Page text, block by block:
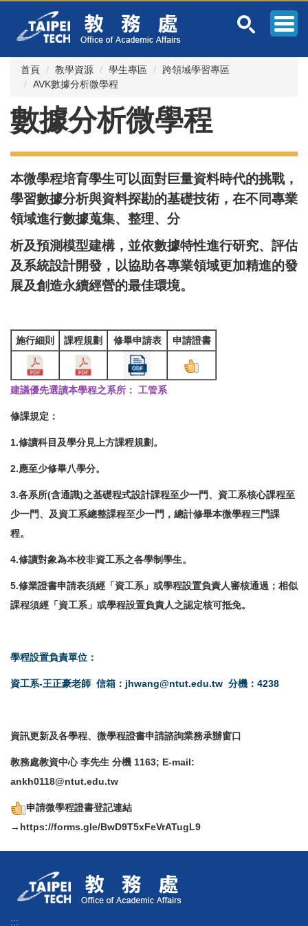
首頁 教學資源 學生專區
跨領域學習專區
AVK數據分析微學程
數據分析微學程
本微學程培育學生可以面對巨量資料時代的挑戰，
學習數據分析與資料探勘的基礎技術，在不同專業
領域進行數據蒐集、整理、分
析及預測模型建構，並依數據特性進行研究、評估
及系統設計開發，以協助各專業領域更加精進的發
展及創造永續經營的最佳環境。
施行細則 課程規劃 修畢申請表 申請證書
建議優先選讀本學程之系所： 工管系
修課規定：
1.修讀科目及學分見上方課程規劃。
2.應至少修畢八學分。
3.各系所(含通識)之基礎程式設計課程至少一門、資工系核心課程至
少一門、及資工系總整課程至少一門，總計修畢本微學程三門課
程。
4.修讀對象為本校非資工系之各學制學生。
5.修業證書申請表須經「資工系」或學程設置負責人審核通過；相似
課程須經「資工系」或學程設置負責人之認定核可抵免。
學程設置負責單位：
資工系-王正豪老師 信箱： jhwang@ntut.edu.tw 分機：4238
資訊更新及各學程、微學程證書申請諮詢業務承辦窗口
教務處教資中心 李先生 分機 1163; E-mail:
ankh0118@ntut.edu.tw
申請微學程證書登記連結
→ https://forms.gle/BwD9T5xFeVrATugL9
:::